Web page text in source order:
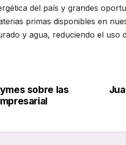
del país y grandes
primas disponibles en
y agua, reduciendo el uso
sobre las